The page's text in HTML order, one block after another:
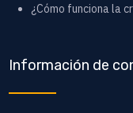
¿Cómo funciona la
Información de